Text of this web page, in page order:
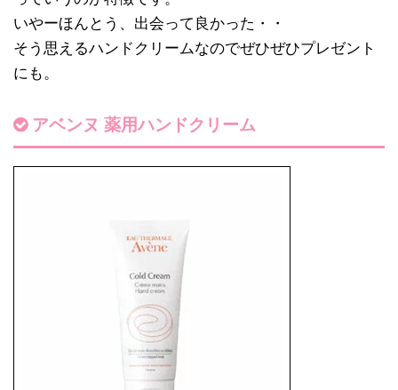
いやーほんとう、出会って良かった・・
そう思えるハンドクリームなのでぜひぜひプレゼント
にも。
アベンヌ 薬用ハンドクリーム